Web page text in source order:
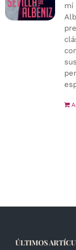
mí
ÚLTIMOS